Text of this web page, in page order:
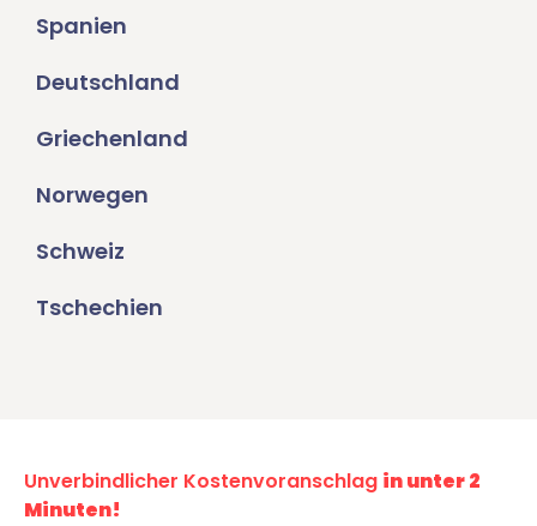
Spanien
Deutschland
Griechenland
Norwegen
Schweiz
Tschechien
Unverbindlicher Kostenvoranschlag in unter 2
Minuten!